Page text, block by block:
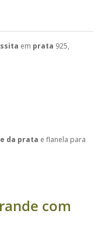
em prata 925,
da prata e flanela para
com